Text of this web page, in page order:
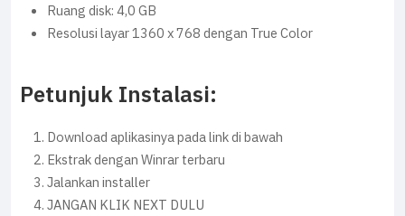
Ruang disk: 4,0 GB
Resolusi layar 1360 x 768 dengan True Color
Petunjuk Instalasi:
Download aplikasinya pada link di bawah
Ekstrak dengan Winrar terbaru
Jalankan installer
JANGAN KLIK NEXT DULU